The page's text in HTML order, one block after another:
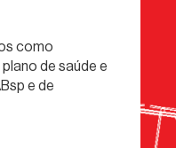
como
de saúde e
e de